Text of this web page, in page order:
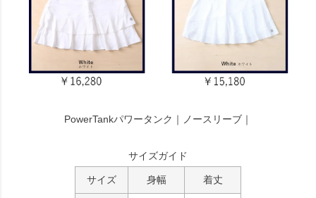
PowerTankパワータンク｜ノースリーブ｜
サイズガイド
サイズ 身幅 着丈